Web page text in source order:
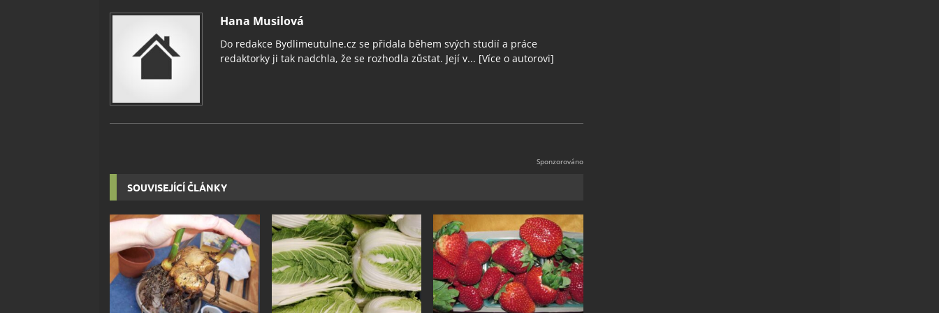
Hana Musilová
Do redakce Bydlimeutulne.cz se přidala během svých studií a práce
redaktorky ji tak nadchla, že se rozhodla zůstat. Její v... [Více o autorovi]
SOUVISEJÍCÍ ČLÁNKY